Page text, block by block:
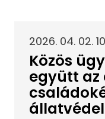
2026. 04. 02.
Közös
együtt az